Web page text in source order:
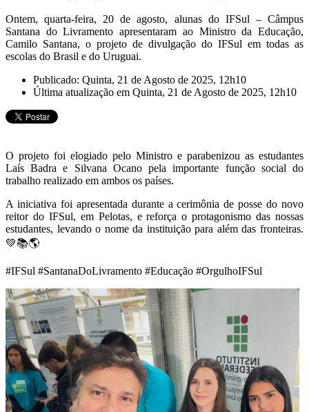
Ontem, quarta-feira, 20 de agosto, alunas do IFSul – Câmpus
Santana do Livramento apresentaram ao Ministro da Educação,
Camilo Santana, o projeto de divulgação do IFSul em todas as
escolas do Brasil e do Uruguai.
Publicado: Quinta, 21 de Agosto de 2025, 12h10
Última atualização em Quinta, 21 de Agosto de 2025, 12h10
O projeto foi elogiado pelo Ministro e parabenizou as estudantes
Laís Badra e Silvana Ocano pela importante função social do
trabalho realizado em ambos os países.
A iniciativa foi apresentada durante a cerimônia de posse do novo
reitor do IFSul, em Pelotas, e reforça o protagonismo das nossas
estudantes, levando o nome da instituição para além das fronteiras.
💚📚🌎
#IFSul #SantanaDoLivramento #Educação #OrgulhoIFSul